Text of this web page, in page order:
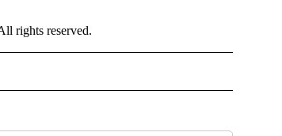
rights reserved.
ABOUT NEW PAGES ON "CNN - SPANISH".